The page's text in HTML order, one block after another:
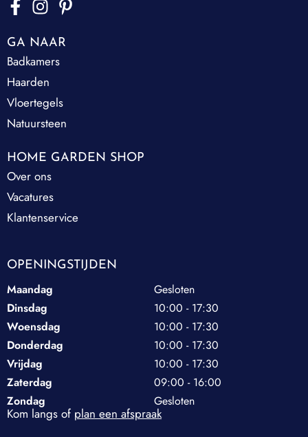
GA NAAR
Badkamers
Haarden
Vloertegels
Natuursteen
HOME GARDEN SHOP
Over ons
Vacatures
Klantenservice
OPENINGSTIJDEN
Maandag
Gesloten
Dinsdag
10:00 - 17:30
Woensdag
10:00 - 17:30
Donderdag
10:00 - 17:30
Vrijdag
10:00 - 17:30
Zaterdag
09:00 - 16:00
Zondag
Gesloten
Kom langs of plan een afspraak